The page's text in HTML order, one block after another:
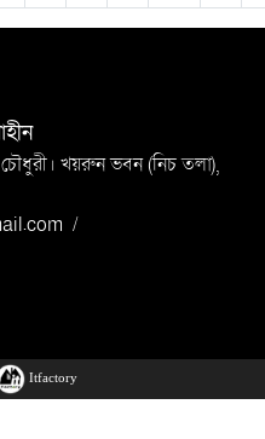
খয়রুন ভবন (নিচ তলা),
/
Itfactory